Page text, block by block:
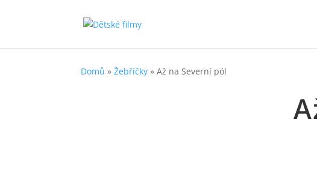
Domů »Žebříčky »Až na Severní pól